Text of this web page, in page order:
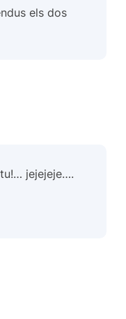
els dos
jejejeje….